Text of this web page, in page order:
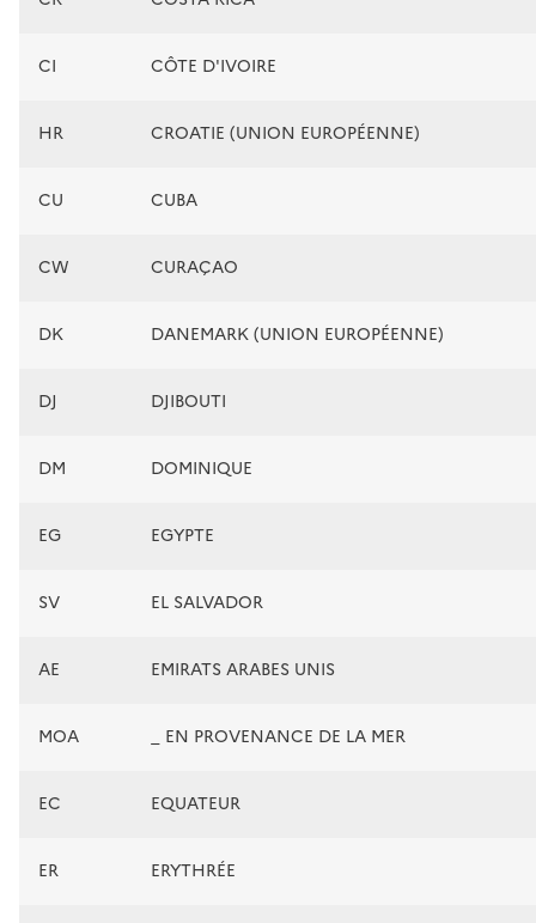
CI CÔTE D'IVOIRE
HR CROATIE (UNION EUROPÉENNE)
CU CUBA
CW CURAÇAO
DK DANEMARK (UNION EUROPÉENNE)
DJ DJIBOUTI
DM DOMINIQUE
EG EGYPTE
SV EL SALVADOR
AE EMIRATS ARABES UNIS
MOA _ EN PROVENANCE DE LA MER
EC EQUATEUR
ER ERYTHRÉE